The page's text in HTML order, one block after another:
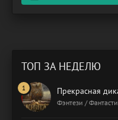
ТОП ЗА НЕДЕЛЮ
Прекрасная
Фэнтези /